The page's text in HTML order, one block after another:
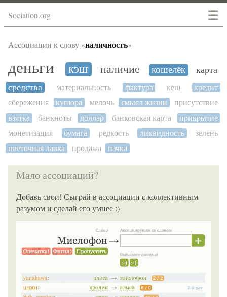
☰
Sociation.org
Ассоциации к слову «наличность»
деньги кэш наличие кошелёк
карта
средства
материальность фактура кеш
кредит
сбережения
купюра мелочь смысл жизни
присутствие
взятка
банкноты доллар банковская карта
прикрытие
монетизация
бумага редкость ликвидность
зелень
цветочная лавка
продажа пачка
Мало ассоциаций?
Добавь свои! Сыграй в ассоциации с коллективным
разумом и сделай его умнее :)